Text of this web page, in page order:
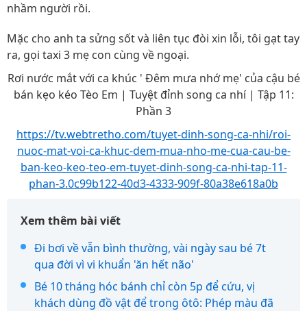
nhầm người rồi.
Mặc cho anh ta sửng sốt và liên tục đòi xin lỗi, tôi gạt tay
ra, gọi taxi 3 mẹ con cùng về ngoại.
Rơi nước mắt với ca khúc ' Đêm mưa nhớ mẹ' của cậu bé
bán kẹo kéo Tèo Em | Tuyệt đỉnh song ca nhí | Tập 11:
Phần 3
https://tv.webtretho.com/tuyet-dinh-song-ca-nhi/roi-
nuoc-mat-voi-ca-khuc-dem-mua-nho-me-cua-cau-be-
ban-keo-keo-teo-em-tuyet-dinh-song-ca-nhi-tap-11-
phan-3.0c99b122-40d3-4333-909f-80a38e618a0b
Xem thêm bài viết
Đi bơi về vẫn bình thường, vài ngày sau bé 7t
qua đời vì vi khuẩn 'ăn hết não'
Bé 10 tháng hóc bánh chỉ còn 5p để cứu, vị
khách dùng đồ vật để trong ôtô: Phép màu đã